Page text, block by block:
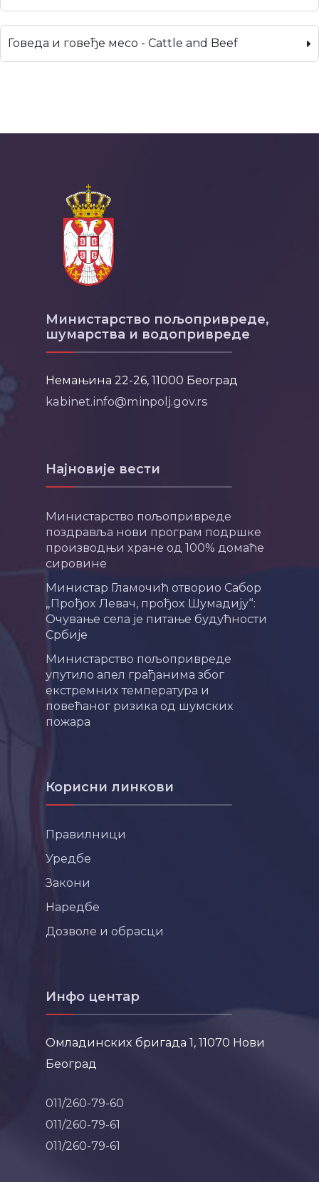
Говеда и говеђе месо - Cattle and Beef
Министарство пољопривреде,
шумарства и водопривреде
Немањина 22-26, 11000 Београд
kabinet.info@minpolj.gov.rs
Најновије вести
Министарство пољопривреде
поздравља нови програм подршке
производњи хране од 100% домаће
сировине
Министар Гламочић отворио Сабор
„Прођох Левач, прођох Шумадију“:
Очување села је питање будућности
Србије
Министарство пољопривреде
упутило апел грађанима због
екстремних температура и
повећаног ризика од шумских
пожара
Корисни линкови
Правилници
Уредбе
Закони
Наредбе
Дозволе и обрасци
Инфо центар
Омладинских бригада 1, 11070 Нови
Београд
011/260-79-60
011/260-79-61
011/260-79-61